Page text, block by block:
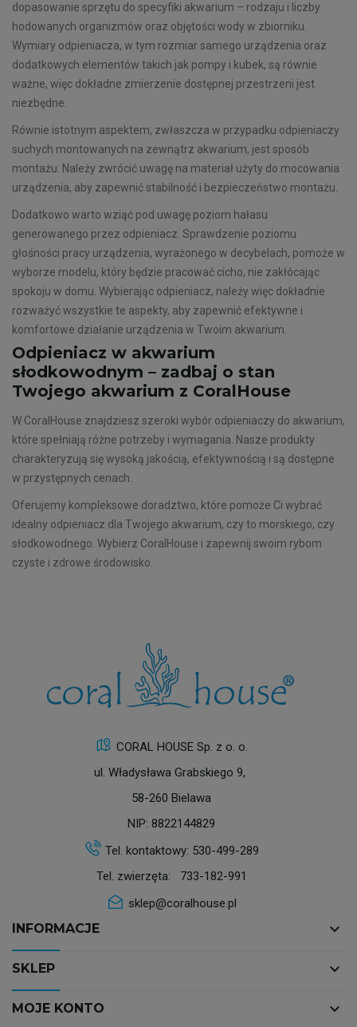
dopasowanie sprzętu do specyfiki akwarium – rodzaju i liczby
hodowanych organizmów oraz objętości wody w zbiorniku.
Wymiary odpieniacza, w tym rozmiar samego urządzenia oraz
dodatkowych elementów takich jak pompy i kubek, są równie
ważne, więc dokładne zmierzenie dostępnej przestrzeni jest
niezbędne.
Równie istotnym aspektem, zwłaszcza w przypadku odpieniaczy
suchych montowanych na zewnątrz akwarium, jest sposób
montażu. Należy zwrócić uwagę na materiał użyty do mocowania
urządzenia, aby zapewnić stabilność i bezpieczeństwo montażu.
Dodatkowo warto wziąć pod uwagę poziom hałasu
generowanego przez odpieniacz. Sprawdzenie poziomu
głośności pracy urządzenia, wyrażonego w decybelach, pomoże w
wyborze modelu, który będzie pracować cicho, nie zakłócając
spokoju w domu. Wybierając odpieniacz, należy więc dokładnie
rozważyć wszystkie te aspekty, aby zapewnić efektywne i
komfortowe działanie urządzenia w Twoim akwarium.
Odpieniacz w akwarium
słodkowodnym – zadbaj o stan
Twojego akwarium z CoralHouse
W CoralHouse znajdziesz szeroki wybór odpieniaczy do akwarium,
które spełniają różne potrzeby i wymagania. Nasze produkty
charakteryzują się wysoką jakością, efektywnością i są dostępne
w przystępnych cenach.
Oferujemy kompleksowe doradztwo, które pomoże Ci wybrać
idealny odpieniacz dla Twojego akwarium, czy to morskiego, czy
słodkowodnego. Wybierz CoralHouse i zapewnij swoim rybom
czyste i zdrowe środowisko.
CORAL HOUSE Sp. z o. o.
ul. Władysława Grabskiego 9,
58-260 Bielawa
NIP: 8822144829
Tel. kontaktowy: 530-499-289
Tel. zwierzęta: 733-182-991
sklep@coralhouse.pl
INFORMACJE keyboard_arrow_down
SKLEP keyboard_arrow_down
MOJE KONTO keyboard_arrow_down